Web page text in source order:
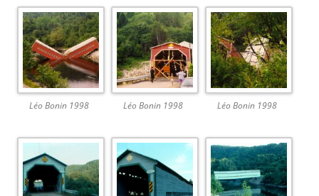
Léo Bonin 1998 Léo Bonin 1998 Léo Bonin 1998